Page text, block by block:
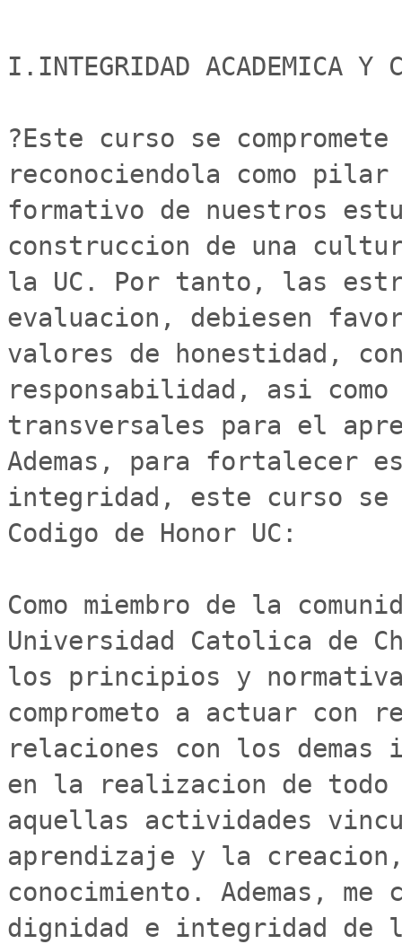
I.INTEGRIDAD ACADEMICA Y
?Este curso se
reconociendola como
formativo de nuestros
construccion de una
la UC. Por tanto, las
evaluacion, debiesen
valores de honestidad,
responsabilidad, asi
transversales para el
Ademas, para fortalecer
integridad, este curso se
Codigo de Honor UC:
Como miembro de la
Universidad Catolica de
los principios y
comprometo a actuar con
relaciones con los demas
en la realizacion de
aquellas actividades
aprendizaje y la
conocimiento. Ademas,
dignidad e integridad de